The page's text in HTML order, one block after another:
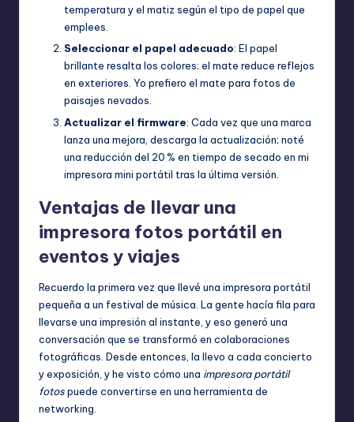
temperatura y el matiz según el tipo de papel que
emplees.
Seleccionar el papel adecuado: El papel
brillante resalta los colores; el mate reduce reflejos
en exteriores. Yo prefiero el mate para fotos de
paisajes nevados.
Actualizar el firmware: Cada vez que una marca
lanza una mejora, descarga la actualización; noté
una reducción del 20 % en tiempo de secado en mi
impresora mini portátil tras la última versión.
Ventajas de llevar una
impresora fotos portátil en
eventos y viajes
Recuerdo la primera vez que llevé una impresora portátil
pequeña a un festival de música. La gente hacía fila para
llevarse una impresión al instante, y eso generó una
conversación que se transformó en colaboraciones
fotográficas. Desde entonces, la llevo a cada concierto
y exposición, y he visto cómo una impresora portátil
fotospuede convertirse en una herramienta de
networking.